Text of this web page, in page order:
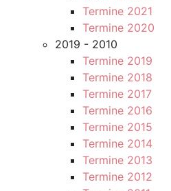
Termine 2021
Termine 2020
2019 - 2010
Termine 2019
Termine 2018
Termine 2017
Termine 2016
Termine 2015
Termine 2014
Termine 2013
Termine 2012